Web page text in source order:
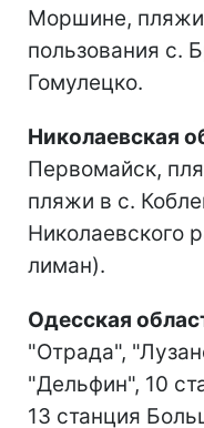
Моршине, пляжи
пользования с.
Гомулецко.
Николаевская
Первомайск,
пляжи в с.
Николаевского
лиман).
Одесская
"Отрада",
"Дельфин", 10
13 станция